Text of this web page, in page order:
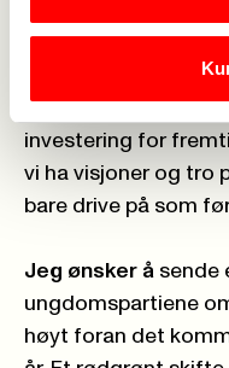
monstermotorveier
pluss? Det vil bare
fremtid. Lyntoget
investering for
vi ha visjoner og tro
bare drive på som
Jeg ønsker å sende
ungdomspartiene
høyt foran det